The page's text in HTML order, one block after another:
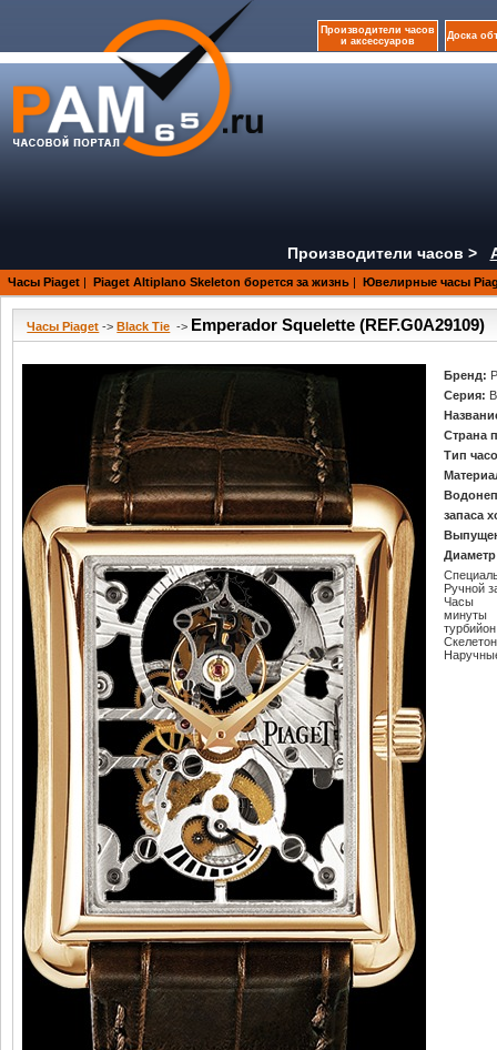
Производители часов
и аксессуаров
Доска
Производители часов >
Часы Piaget | Piaget Altiplano Skeleton борется за жизнь | Ювелирные часы
Часы Piaget -> Black Tie -> Emperador Squelette (REF.G0A29109)
Бренд:
Серия:
Страна
Тип
запаса
Ручной
Часы
минуты
турбийон
Скелетон